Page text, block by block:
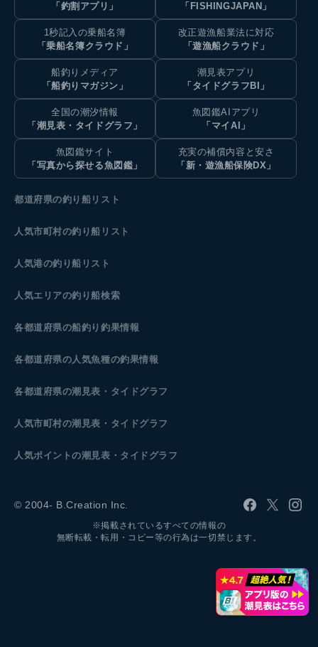
「釣割アプリ」
「FISHINGJAPAN」
1秒記入の乗船名簿
「乗船名簿クラウド」
改正遊漁船業法に対応
「遊漁船クラウド」
船釣りメディア
「船釣りマガジン」
潮見表アプリ
「タイドグラフBI」
全国の潮汐情報
「潮見表・タイドグラフ」
魚図鑑AIアプリ
「マイAI」
魚図鑑サイト
「写真から探せる魚図鑑」
充実の補償内容と安さ
「新・遊漁船保険DX」
都道府県の釣り船リスト
人気市町村の釣り船リスト
人気港の釣り船リスト
人気エリアの釣り船検索
各都道府県の船釣り釣果情報
各都道府県の人気魚種の釣果情報
各都道府県の潮見表 ・タイドグラフ
人気市町村の潮見表・タイドグラフ
人気ポイントの潮見表・タイドグラフ
© 2004- B.Creation Inc.
※掲載されているすべての情報の
無断転載・転用・コピー等の行為は一切禁じます。